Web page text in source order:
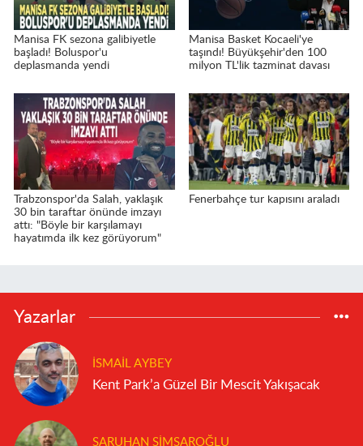
Manisa FK sezona galibiyetle
başladı! Boluspor'u
deplasmanda yendi
Manisa Basket Kocaeli'ye
taşındı! Büyükşehir'den 100
milyon TL'lik tazminat davası
Trabzonspor'da Salah, yaklaşık
30 bin taraftar önünde imzayı
attı: "Böyle bir karşılamayı
hayatımda ilk kez görüyorum"
Fenerbahçe tur kapısını araladı
Yazarlar
İSMAIL AYBEY
Kent Park’a Güzel Bir Mescit Yakışacak
SARUHAN SIMSAROĞLU